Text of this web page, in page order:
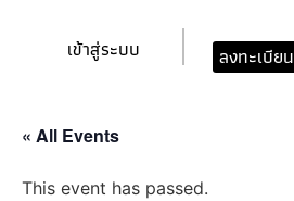
เข้าสู่ระบบ ลงทะเบียน
« All Events
This event has passed.